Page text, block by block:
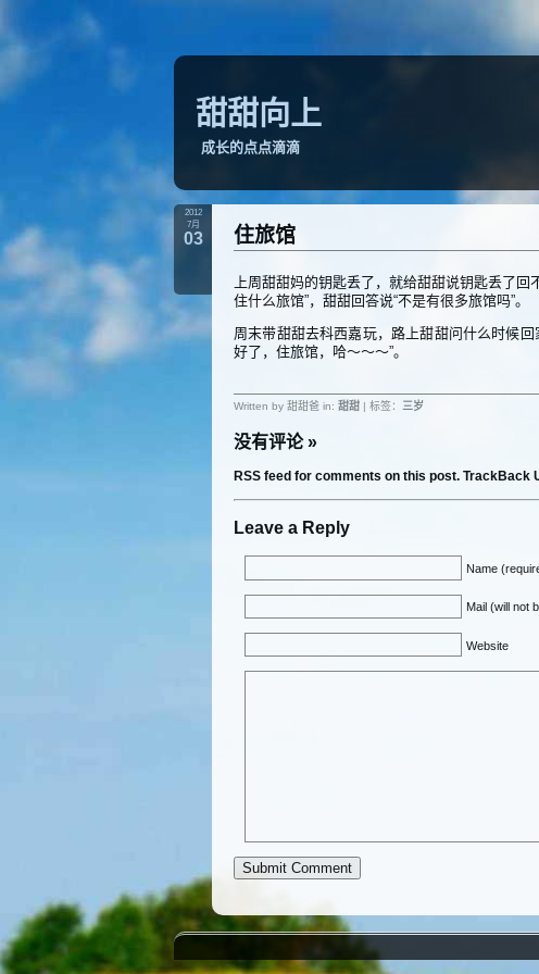
甜甜向上
成长的点点滴滴
2012
7月
03 住旅馆
上周甜甜妈的钥匙丢了，就给甜甜说钥匙丢了回
住什么旅馆”，甜甜回答说“不是有很多旅馆吗”。
周末带甜甜去科西嘉玩，路上甜甜问什么时候
好了，住旅馆，哈～～～”。
Written by 甜甜爸 in: 甜甜 | 标签： 三岁
没有评论»
RSS feed for comments on this post. TrackBack
Leave a Reply
Name
Mail (will not
Website